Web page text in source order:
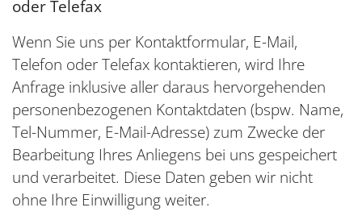
oder Telefax
Wenn Sie uns per Kontaktformular, E-Mail,
Telefon oder Telefax kontaktieren, wird Ihre
Anfrage inklusive aller daraus hervorgehenden
personenbezogenen Kontaktdaten (bspw. Name,
Tel-Nummer, E-Mail-Adresse) zum Zwecke der
Bearbeitung Ihres Anliegens bei uns gespeichert
und verarbeitet. Diese Daten geben wir nicht
ohne Ihre Einwilligung weiter.